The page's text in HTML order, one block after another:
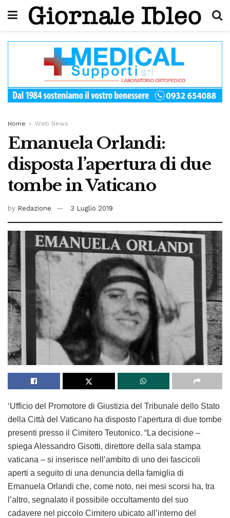
Home Web News
Emanuela Orlandi:
disposta l’apertura di due
tombe in Vaticano
by Redazione 3 Luglio 2019
‘Ufficio del Promotore di Giustizia del Tribunale dello Stato
della Città del Vaticano ha disposto l’apertura di due tombe
presenti presso il Cimitero Teutonico. “La decisione –
spiega Alessandro Gisotti, direttore della sala stampa
vaticana – si inserisce nell’ambito di uno dei fascicoli
aperti a seguito di una denuncia della famiglia di
Emanuela Orlandi che, come noto, nei mesi scorsi ha, tra
l’altro, segnalato il possibile occultamento del suo
cadavere nel piccolo Cimitero ubicato all’interno del